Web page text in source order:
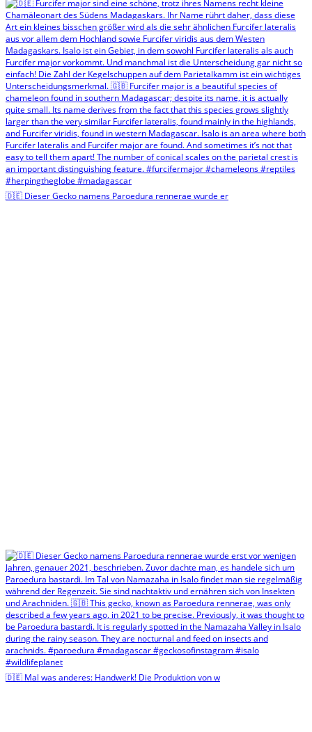
🇩🇪 Dieser Gecko namens Paroedura rennerae wurde er
🇩🇪 Mal was anderes: Handwerk! Die Produktion von w